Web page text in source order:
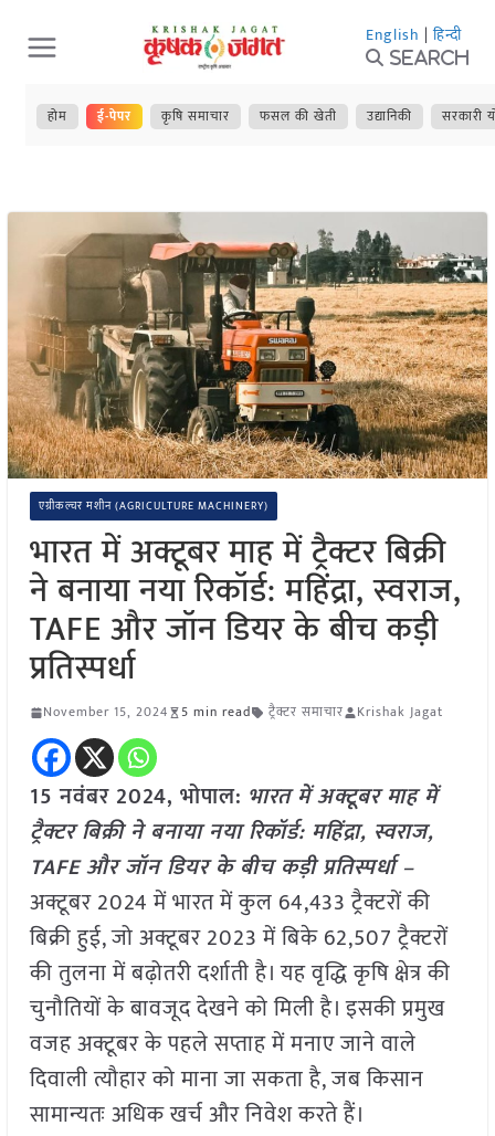
Skip
to
content
English | हिन्दी
Search
होम ई-पेपर कृषि समाचार फसल की खेती उद्यानिकी सरकारी
एग्रीकल्चर मशीन (AGRICULTURE MACHINERY)
भारत में अक्टूबर माह में ट्रैक्टर बिक्री
ने बनाया नया रिकॉर्ड: महिंद्रा, स्वराज,
TAFE और जॉन डियर के बीच कड़ी
प्रतिस्पर्धा
November 15, 2024 5 min read ट्रैक्टर समाचार Krishak Jagat
15 नवंबर 2024, भोपाल: भारत में अक्टूबर माह में
ट्रैक्टर बिक्री ने बनाया नया रिकॉर्ड: महिंद्रा, स्वराज,
TAFE और जॉन डियर के बीच कड़ी प्रतिस्पर्धा –
अक्टूबर 2024 में भारत में कुल 64,433 ट्रैक्टरों की
बिक्री हुई, जो अक्टूबर 2023 में बिके 62,507 ट्रैक्टरों
की तुलना में बढ़ोतरी दर्शाती है। यह वृद्धि कृषि क्षेत्र की
चुनौतियों के बावजूद देखने को मिली है। इसकी प्रमुख
वजह अक्टूबर के पहले सप्ताह में मनाए जाने वाले
दिवाली त्यौहार को माना जा सकता है, जब किसान
सामान्यतः अधिक खर्च और निवेश करते हैं।